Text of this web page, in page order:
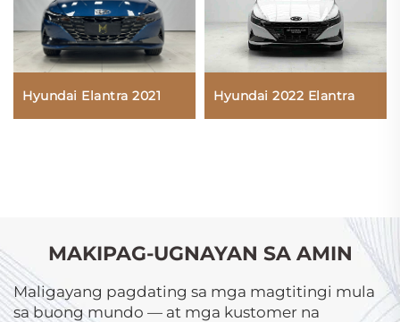
Hyundai Elantra 2021 Hyundai 2022 Elantra
MAKIPAG-UGNAYAN SA AMIN
Maligayang pagdating sa mga magtitingi mula
sa buong mundo — at mga kustomer na